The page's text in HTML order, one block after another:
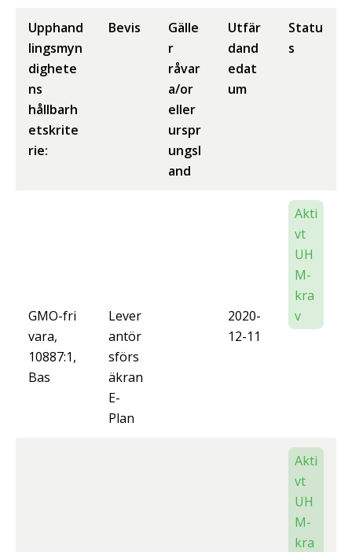
Upphand
lingsmyn
dighete
ns
hållbarh
etskrite
rie:
Bevis
Gälle
r
råvar
a/or
eller
urspr
ungsl
and
Utfär
dand
edat
um
Statu
s
GMO-fri
vara,
10887:1,
Bas
Lever
antör
sförs
äkran
E-
Plan
2020-
12-11
Akti
vt
UH
M-
kra
v
Akti
vt
UH
M-
kra